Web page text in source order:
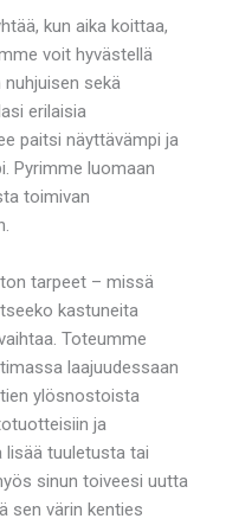
kun aika koittaa,
voit hyvästellä
sekä
erilaisia
paitsi näyttävämpi ja
Pyrimme luomaan
toimivan
tarpeet – missä
kastuneita
Toteumme
laajuudessaan
ylösnostoista
ja
lisää tuuletusta tai
sinun toiveesi uutta
sen värin kenties